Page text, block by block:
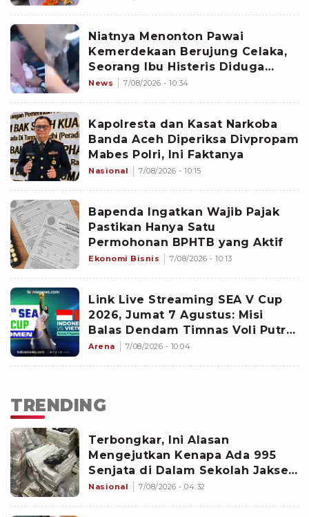
Niatnya Menonton Pawai
Kemerdekaan Berujung Celaka,
Seorang Ibu Histeris Diduga
Ditabrak Oknum Polisi
News 7/08/2026 - 10:34
Kapolresta dan Kasat Narkoba
Banda Aceh Diperiksa Divpropam
Mabes Polri, Ini Faktanya
Nasional 7/08/2026 - 10:15
Bapenda Ingatkan Wajib Pajak
Pastikan Hanya Satu
Permohonan BPHTB yang Aktif
Ekonomi Bisnis 7/08/2026 - 10:13
Link Live Streaming SEA V Cup
2026, Jumat 7 Agustus: Misi
Balas Dendam Timnas Voli Putri
Indonesia!
Arena 7/08/2026 - 10:04
TRENDING
Terbongkar, Ini Alasan
Mengejutkan Kenapa Ada 995
Senjata di Dalam Sekolah Jaksel
Sejak 2020
Nasional 7/08/2026 - 04:32